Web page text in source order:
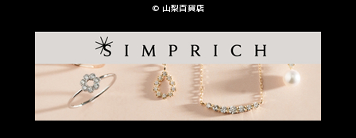
© 山梨百貨店